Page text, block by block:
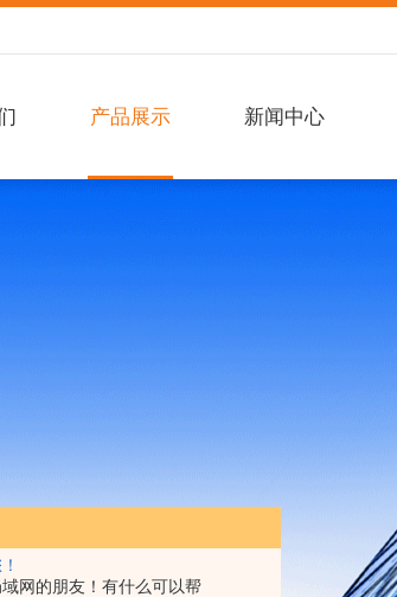
网的朋友！有什么可以帮
产品展示 新闻中心